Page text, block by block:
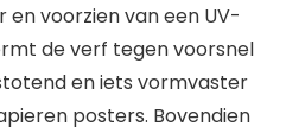
en voorzien van een UV-
de verf tegen voorsnel
en iets vormvaster
posters. Bovendien